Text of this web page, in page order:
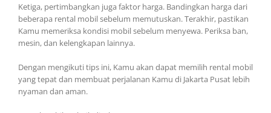
Ketiga, pertimbangkan juga faktor harga. Bandingkan harga dari
beberapa rental mobil sebelum memutuskan. Terakhir, pastikan
Kamu memeriksa kondisi mobil sebelum menyewa. Periksa ban,
mesin, dan kelengkapan lainnya.
Dengan mengikuti tips ini, Kamu akan dapat memilih rental mobil
yang tepat dan membuat perjalanan Kamu di Jakarta Pusat lebih
nyaman dan aman.